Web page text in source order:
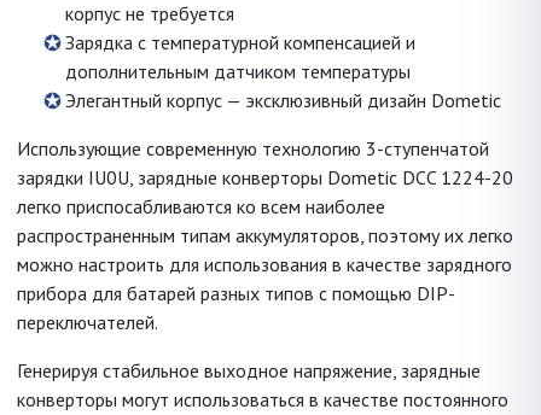
корпус не требуется
Зарядка с температурной компенсацией и
дополнительным датчиком температуры
Элегантный корпус — эксклюзивный дизайн Dometic
Использующие современную технологию 3-ступенчатой
зарядки IU0U, зарядные конверторы Dometic DCC 1224-20
легко приспосабливаются ко всем наиболее
распространенным типам аккумуляторов, поэтому их легко
можно настроить для использования в качестве зарядного
прибора для батарей разных типов с помощью DIP-
переключателей.
Генерируя стабильное выходное напряжение, зарядные
конверторы могут использоваться в качестве постоянного